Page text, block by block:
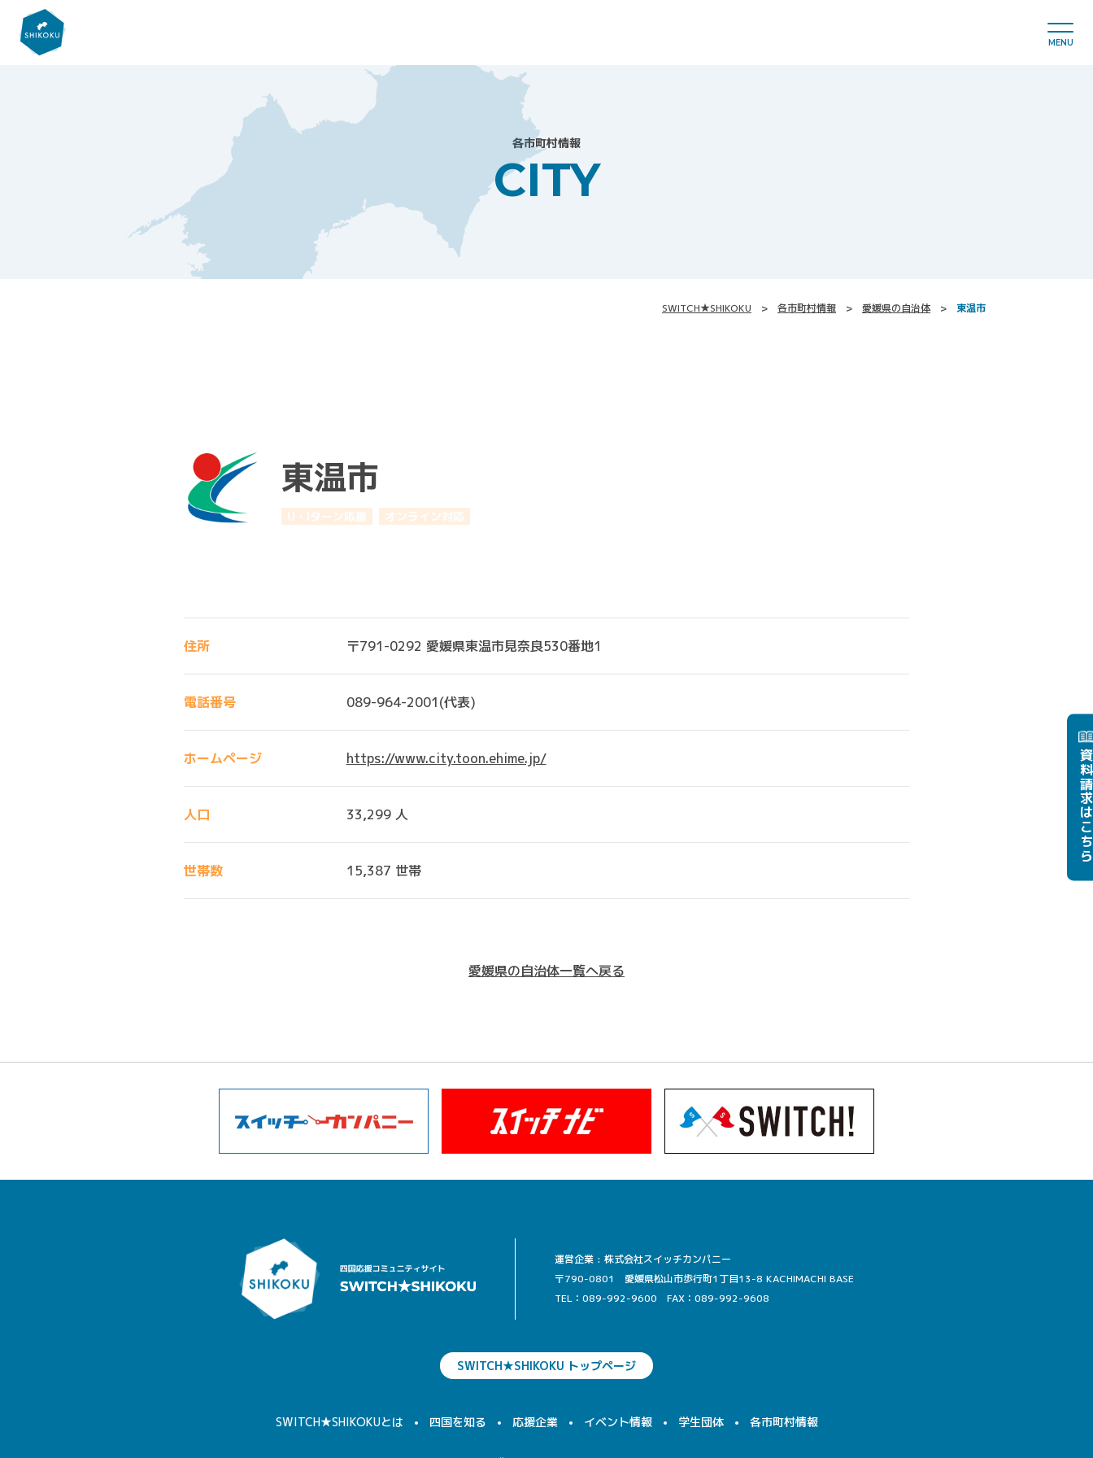
MENU
各市町村情報
CITY
SWITCH★SHIKOKU 各市町村情報 愛媛県の自治体 東温市
東温市
U・Iターン応援 オンライン対応
住所 〒791-0292 愛媛県東温市見奈良530番地1
電話番号 089-964-2001(代表)
ホームページ https://www.city.toon.ehime.jp/
人口 33,299 人
世帯数 15,387 世帯
愛媛県の自治体一覧へ戻る
運営企業 : 株式会社スイッチカンパニー
〒790-0801 愛媛県松山市歩行町1丁目13-8 KACHIMACHI BASE
TEL：089-992-9600
FAX：089-992-9608
SWITCH★SHIKOKU トップページ
SWITCH★SHIKOKUとは 四国を知る 応援企業 イベント情報 学生団体 各市町村情報
資
は